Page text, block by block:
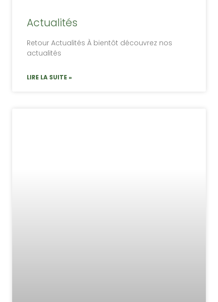
Actualités
Retour Actualités À bientôt découvrez nos
actualités
LIRE LA SUITE »